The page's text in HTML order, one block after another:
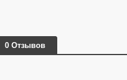
0 Отзывов